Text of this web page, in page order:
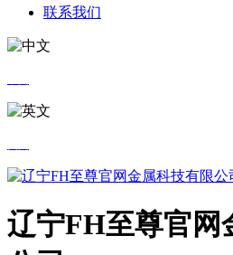
联系我们
辽宁FH至尊官网